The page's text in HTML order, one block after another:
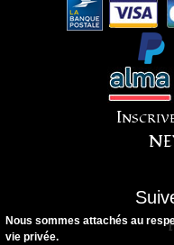
Nous sommes attachés au
vie privée.